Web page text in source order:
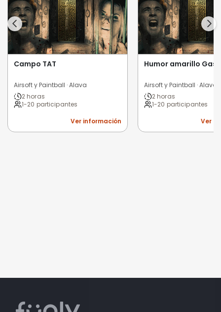
Campo TAT
Airsoft y Paintball · Alava
2 horas
1-20 participantes
Ver información
Humor amarillo
Airsoft y Paintball · Alava
2 horas
1-20 participantes
Ver